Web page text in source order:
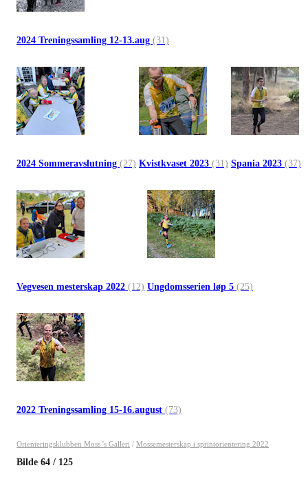
2024 Treningssamling 12-13.aug (31)
2024 Sommeravslutning (27) Kvistkvaset 2023 (31) Spania 2023 (37)
Vegvesen mesterskap 2022 (12) Ungdomsserien løp 5 (25)
2022 Treningssamling 15-16.august (73)
Orienteringsklubben Moss 's Galleri / Mossemesterskap i sprintorientering 2022
Bilde 64 / 125